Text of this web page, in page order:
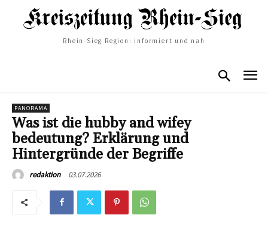
Rhein-Sieg Region: informiert und nah
PANORAMA
Was ist die hubby and wifey
bedeutung? Erklärung und
Hintergründe der Begriffe
redaktion 03.07.2026